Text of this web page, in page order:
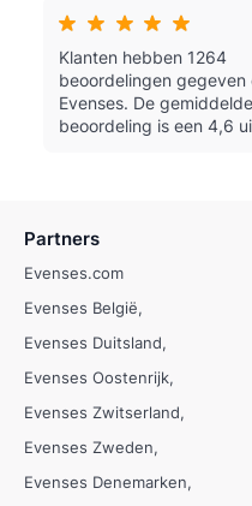
Klanten hebben 1264
beoordelingen gegeven
Evenses. De gemiddelde
beoordeling is een 4,6
Partners
Evenses.com
Evenses België
Evenses Duitsland
Evenses Oostenrijk
Evenses Zwitserland
Evenses Zweden
Evenses Denemarken